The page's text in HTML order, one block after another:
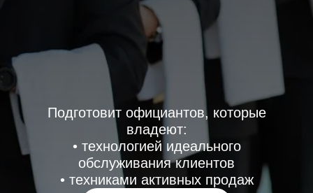
Подготовит официантов, которые
владеют:
• технологией идеального
обслуживания клиентов
• техниками активных продаж